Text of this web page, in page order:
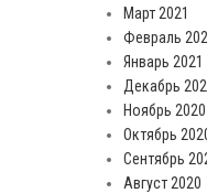
Март 2021
Февраль
Январь 2021
Декабрь
Ноябрь 2020
Октябрь
Сентябрь
Август 2020